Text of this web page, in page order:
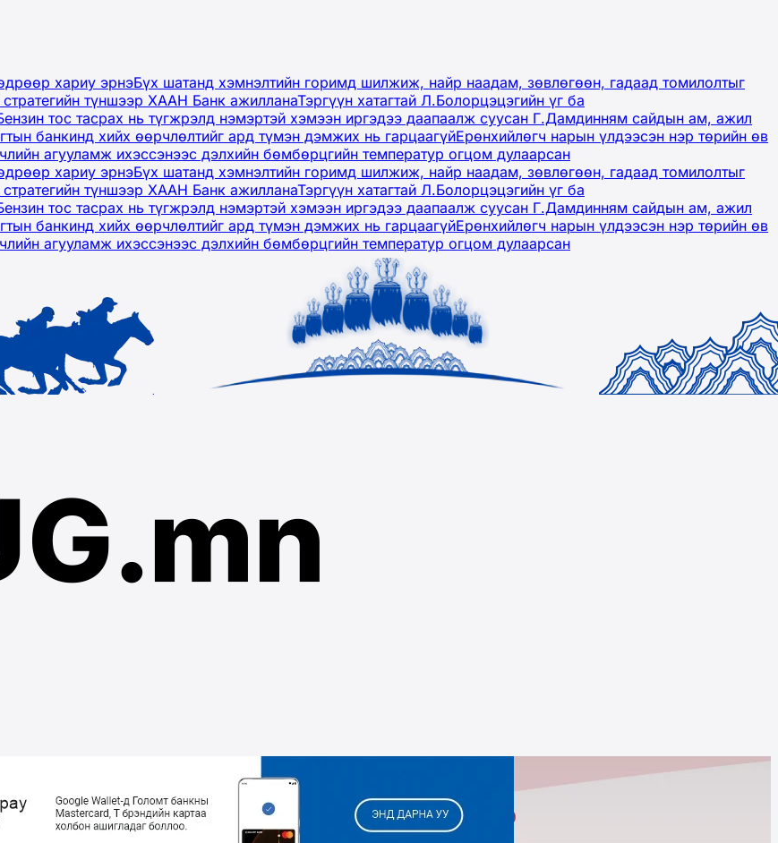
хариу эрнэБүх шатанд хэмнэлтийн горимд шилжиж, найр наадам, зөвлөгөөн, гадаад томилолтыг
стратегийн түншээр ХААН Банк ажилланаТэргүүн хатагтай Л.Болорцэцэгийн үг ба
тос тасрах нь түгжрэлд нэмэртэй хэмээн иргэдээ даапаалж суусан Г.Дамдинням сайдын ам, ажил
банкинд хийх өөрчлөлтийг ард түмэн дэмжих нь гарцаагүйЕрөнхийлөгч нарын үлдээсэн нэр төрийн өв
агууламж ихэссэнээс дэлхийн бөмбөрцгийн температур огцом дулаарсан
хариу эрнэБүх шатанд хэмнэлтийн горимд шилжиж, найр наадам, зөвлөгөөн, гадаад томилолтыг
стратегийн түншээр ХААН Банк ажилланаТэргүүн хатагтай Л.Болорцэцэгийн үг ба
тос тасрах нь түгжрэлд нэмэртэй хэмээн иргэдээ даапаалж суусан Г.Дамдинням сайдын ам, ажил
банкинд хийх өөрчлөлтийг ард түмэн дэмжих нь гарцаагүйЕрөнхийлөгч нарын үлдээсэн нэр төрийн өв
агууламж ихэссэнээс дэлхийн бөмбөрцгийн температур огцом дулаарсан